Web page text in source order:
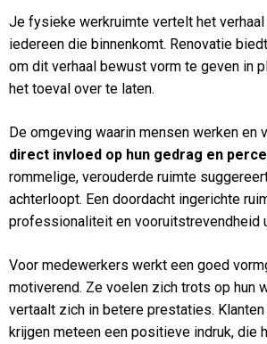
Je fysieke werkruimte vertelt het verhaal
iedereen die binnenkomt. Renovatie
om dit verhaal bewust vorm te geven in
het toeval over te laten.
De omgeving waarin mensen werken en
direct invloed op hun gedrag en
rommelige, verouderde ruimte
achterloopt. Een doordacht ingerichte
professionaliteit en vooruitstrevendheid
Voor medewerkers werkt een goed
motiverend. Ze voelen zich trots op hun
vertaalt zich in betere prestaties.
krijgen meteen een positieve indruk, die